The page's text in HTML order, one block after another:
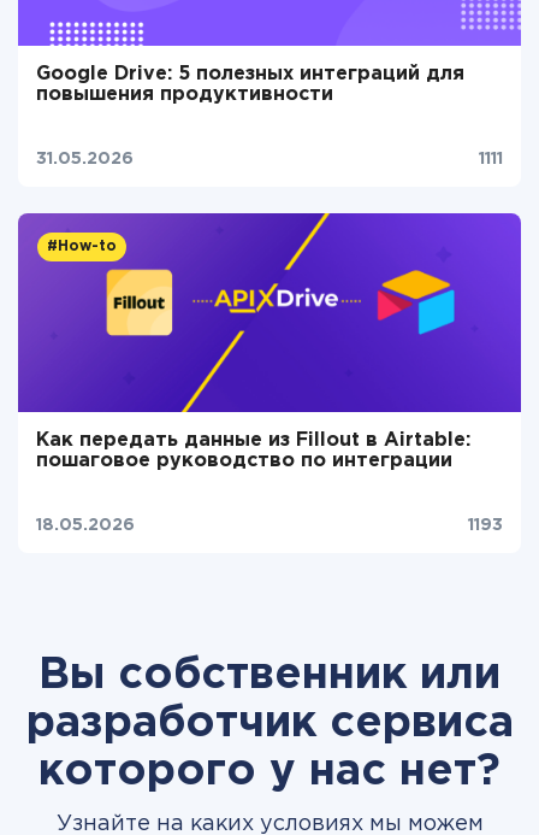
Google Drive: 5 полезных интеграций для
повышения продуктивности
31.05.2026 1111
#How-to
Как передать данные из Fillout в Airtable:
пошаговое руководство по интеграции
18.05.2026 1193
Вы собственник или
разработчик сервиса
которого у нас нет?
Узнайте на каких условиях мы можем